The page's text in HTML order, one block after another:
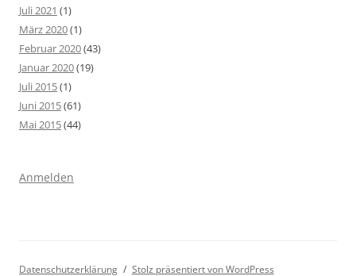
Juli 2021 (1)
März 2020(1)
Februar 2020(43)
Januar 2020(19)
Juli 2015(1)
Juni 2015(61)
Mai 2015(44)
Anmelden
Datenschutzerklärung Stolz präsentiert von WordPress